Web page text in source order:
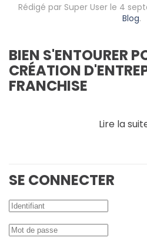
Rédigé par Super User le 4
Blog.
BIEN S'ENTOURER
CRÉATION
FRANCHISE
Lire la
SE CONNECTER